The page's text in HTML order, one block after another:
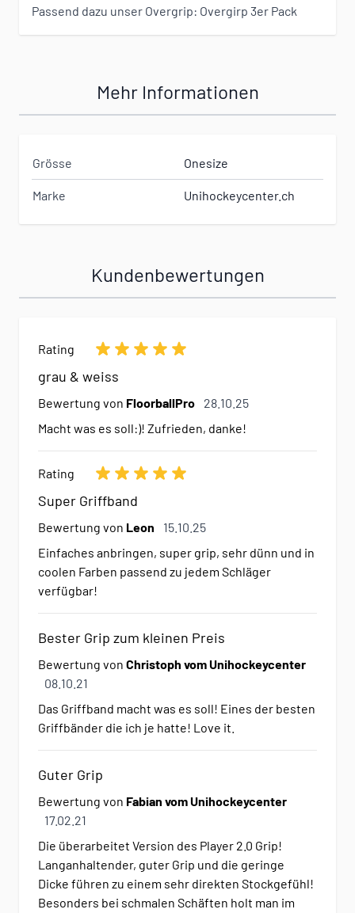
Passend dazu unser Overgrip: Overgirp 3er Pack
Mehr Informationen
Grösse Onesize
Marke Unihockeycenter.ch
Kundenbewertungen
Rating
grau & weiss
Bewertung von FloorballPro 28. Oktober 2025
28.10.25
Macht was es soll:)! Zufrieden, danke!
Rating
Super Griffband
Bewertung von Leon 15. Oktober 2025
15.10.25
Einfaches anbringen, super grip, sehr dünn und in
coolen Farben passend zu jedem Schläger
verfügbar!
Bester Grip zum kleinen Preis
Bewertung von Christoph vom Unihockeycenter
8. Oktober 2021
08.10.21
Das Griffband macht was es soll! Eines der besten
Griffbänder die ich je hatte! Love it.
Guter Grip
Bewertung von Fabian vom Unihockeycenter
17. Februar 2021
17.02.21
Die überarbeitet Version des Player 2.0 Grip!
Langanhaltender, guter Grip und die geringe
Dicke führen zu einem sehr direkten Stockgefühl!
Besonders bei schmalen Schäften holt man im